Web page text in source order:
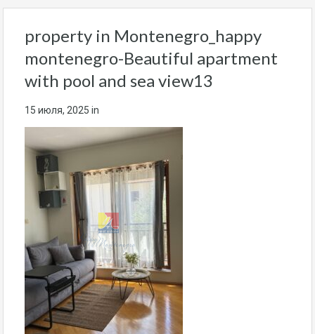
property in Montenegro_happy
montenegro-Beautiful apartment
with pool and sea view13
15 июля, 2025 in